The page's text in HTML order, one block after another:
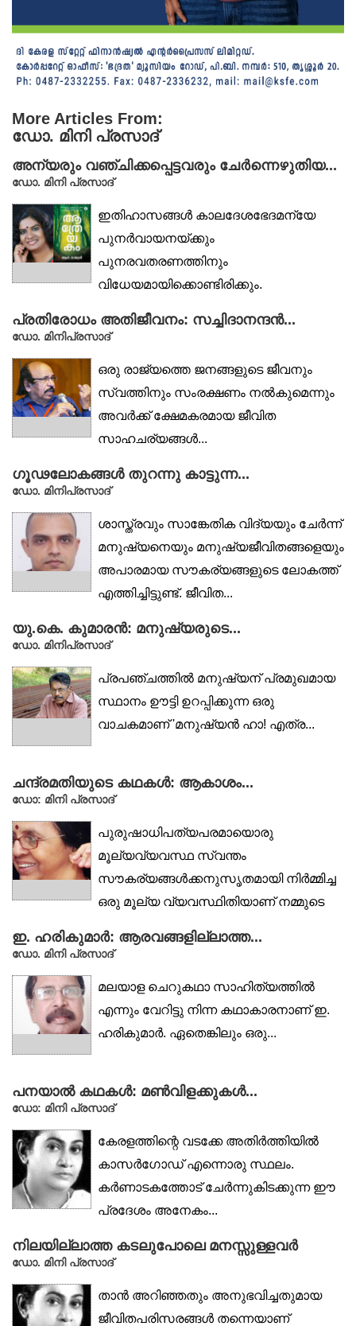
More Articles From:
ഡോ. മിനി പ്രസാദ്‌
അന്യരും വഞ്ചിക്കപ്പെട്ടവരും ചേര്‍ന്നെഴുതിയ...
ഡോ. മിനി പ്രസാദ്‌
ഇതിഹാസങ്ങള്‍ കാലദേശഭേദമന്യേ
പുനര്‍വായനയ്ക്കും
പുനരവതരണത്തിനും
വിധേയമായിക്കൊണ്ടിരിക്കും.
പുനരാവിഷ്‌ക്കരിക്കപ്പെടുമ്പോള്‍
അപ്രധാനരാവുകയും പ്രാധാന്യം...
പ്രതിരോധം അതിജീവനം: സച്ചിദാനന്ദൻ...
ഡോ. മിനിപ്രസാദ്
ഒരു രാജ്യത്തെ ജനങ്ങളുടെ ജീവനും
സ്വത്തിനും സംരക്ഷണം നൽകുമെന്നും
അവർക്ക് ക്ഷേമകരമായ ജീവിത
സാഹചര്യങ്ങൾ...
ഗൂഢലോകങ്ങൾ തുറന്നു കാട്ടുന്ന...
ഡോ. മിനിപ്രസാദ്
ശാസ്ത്രവും സാങ്കേതിക വിദ്യയും ചേർന്ന്
മനുഷ്യനെയും മനുഷ്യജീവിതങ്ങളെയും
അപാരമായ സൗകര്യങ്ങളുടെ ലോകത്ത്
എത്തിച്ചിട്ടുണ്ട്. ജീവിത...
യു.കെ. കുമാരൻ: മനുഷ്യരുടെ...
ഡോ. മിനിപ്രസാദ്
പ്രപഞ്ചത്തിൽ മനുഷ്യന് പ്രമുഖമായ
സ്ഥാനം ഊട്ടി ഉറപ്പിക്കുന്ന ഒരു
വാചകമാണ് 'മനുഷ്യൻ ഹാ! എത്ര...
ചന്ദ്രമതിയുടെ കഥകൾ: ആകാശം...
ഡോ: മിനി പ്രസാദ്
പുരുഷാധിപത്യപരമായൊരു
മൂല്യവ്യവസ്ഥ സ്വന്തം
സൗകര്യങ്ങൾക്കനുസൃതമായി നിർമ്മിച്ച
ഒരു മൂല്യ വ്യവസ്ഥിതിയാണ് നമ്മുടെ
ഇ. ഹരികുമാർ: ആരവങ്ങളില്ലാത്ത...
ഡോ. മിനി പ്രസാദ്
മലയാള ചെറുകഥാ സാഹിത്യത്തിൽ
എന്നും വേറിട്ടു നിന്ന കഥാകാരനാണ് ഇ.
ഹരികുമാർ. ഏതെങ്കിലും ഒരു...
പനയാൽ കഥകൾ: മൺവിളക്കുകൾ...
ഡോ: മിനി പ്രസാദ്
കേരളത്തിന്റെ വടക്കേ അതിർത്തിയിൽ
കാസർഗോഡ് എന്നൊരു സ്ഥലം.
കർണാടകത്തോട് ചേർന്നുകിടക്കുന്ന ഈ
പ്രദേശം അനേകം...
നിലയില്ലാത്ത കടലുപോലെ മനസ്സുള്ളവർ
ഡോ. മിനി പ്രസാദ്
താൻ അറിഞ്ഞതും അനുഭവിച്ചതുമായ
ജീവിതപരിസരങ്ങൾ തന്നെയാണ്